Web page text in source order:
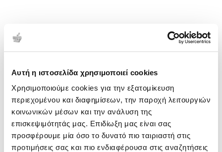
Αυτή η ιστοσελίδα χρησιμοποιεί cookies
Χρησιμοποιούμε cookies για την εξατομίκευση
περιεχομένου και διαφημίσεων, την παροχή λειτουργιών
κοινωνικών μέσων και την ανάλυση της
επισκεψιμότητάς μας. Επιδίωξη μας είναι σας
προσφέρουμε μία όσο το δυνατό πιο ταιριαστή στις
προτιμήσεις σας και πιο ενδιαφέρουσα στις αναζητήσεις